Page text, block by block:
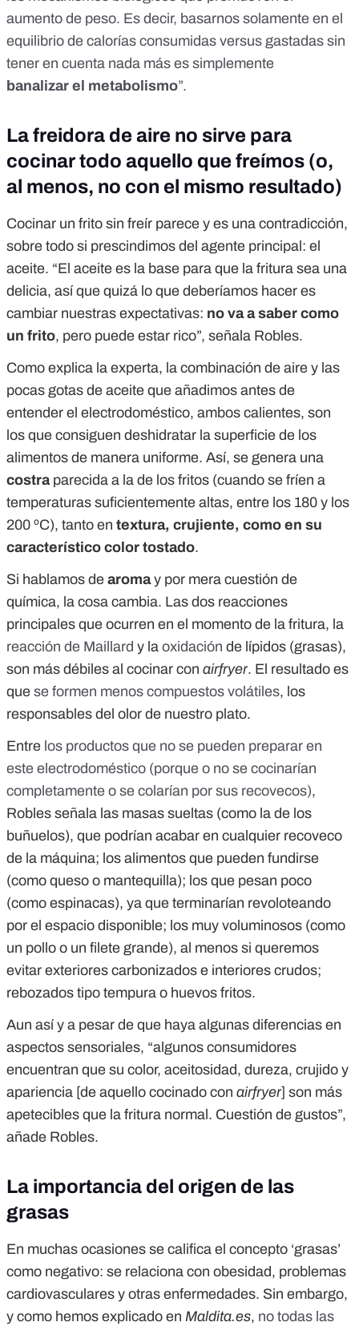
aumento de peso. Es decir, basarnos solamente en el
equilibrio de calorías consumidas versus gastadas sin
tener en cuenta nada más es simplemente
banalizar el metabolismo”.
La freidora de aire no sirve para
cocinar todo aquello que freímos (o,
al menos, no con el mismo resultado)
Cocinar un frito sin freír parece y es una contradicción,
sobre todo si prescindimos del agente principal: el
aceite. “El aceite es la base para que la fritura sea una
delicia, así que quizá lo que deberíamos hacer es
cambiar nuestras expectativas: no va a saber como
un frito, pero puede estar rico”, señala Robles.
Como explica la experta, la combinación de aire y las
pocas gotas de aceite que añadimos antes de
entender el electrodoméstico, ambos calientes, son
los que consiguen deshidratar la superficie de los
alimentos de manera uniforme. Así, se genera una
costra parecida a la de los fritos (cuando se fríen a
temperaturas suficientemente altas, entre los 180 y los
200 ºC), tanto en textura, crujiente, como en su
característico color tostado.
Si hablamos de aromay por mera cuestión de
química, la cosa cambia. Las dos reacciones
principales que ocurren en el momento de la fritura, la
reacción de Maillard y la oxidación de lípidos (grasas),
son más débiles al cocinar con airfryer. El resultado es
que se formen menos compuestos volátiles, los
responsables del olor de nuestro plato.
Entre los productos que no se pueden preparar en
este electrodoméstico (porque o no se cocinarían
completamente o se colarían por sus recovecos),
Robles señala las masas sueltas (como la de los
buñuelos), que podrían acabar en cualquier recoveco
de la máquina; los alimentos que pueden fundirse
(como queso o mantequilla); los que pesan poco
(como espinacas), ya que terminarían revoloteando
por el espacio disponible; los muy voluminosos (como
un pollo o un filete grande), al menos si queremos
evitar exteriores carbonizados e interiores crudos;
rebozados tipo tempura o huevos fritos.
Aun así y a pesar de que haya algunas diferencias en
aspectos sensoriales, “algunos consumidores
encuentran que su color, aceitosidad, dureza, crujido y
apariencia [de aquello cocinado con airfryer] son más
apetecibles que la fritura normal. Cuestión de gustos”,
añade Robles.
La importancia del origen de las
grasas
En muchas ocasiones se califica el concepto ‘grasas’
como negativo: se relaciona con obesidad, problemas
cardiovasculares y otras enfermedades. Sin embargo,
y como hemos explicado en Maldita.es, no todas las